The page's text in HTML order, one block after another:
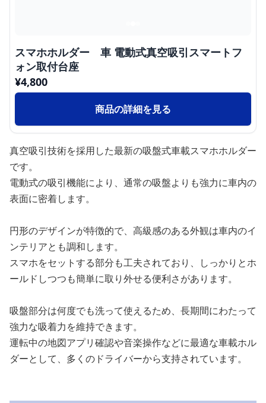
スマホホルダー 車 電動式真空吸引スマートフ
ォン取付台座
¥4,800
商品の詳細を見る
真空吸引技術を採用した最新の吸盤式車載スマホホルダー
です。
電動式の吸引機能により、通常の吸盤よりも強力に車内の
表面に密着します。
円形のデザインが特徴的で、高級感のある外観は車内のイ
ンテリアとも調和します。
スマホをセットする部分も工夫されており、しっかりとホ
ールドしつつも簡単に取り外せる便利さがあります。
吸盤部分は何度でも洗って使えるため、長期間にわたって
強力な吸着力を維持できます。
運転中の地図アプリ確認や音楽操作などに最適な車載ホル
ダーとして、多くのドライバーから支持されています。